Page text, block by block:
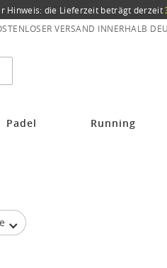
Hinweis: die Lieferzeit beträgt derzeit
VERSAND INNERHALB
Padel Running